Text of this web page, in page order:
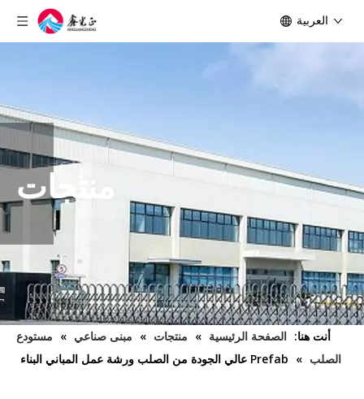
العربية
منتجات
أنت هنا: الصفحة الرئيسية » منتجات » مبنى صناعي » مستودع
الصلب » Prefab عالي الجودة من الصلب ورشة عمل المباني البناء